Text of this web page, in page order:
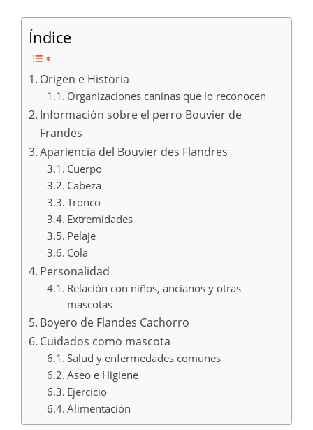
Índice
Origen e Historia
Organizaciones caninas que lo reconocen
Información sobre el perro Bouvier de
Frandes
Apariencia del Bouvier des Flandres
Cuerpo
Cabeza
Tronco
Extremidades
Pelaje
Cola
Personalidad
Relación con niños, ancianos y otras
mascotas
Boyero de Flandes Cachorro
Cuidados como mascota
Salud y enfermedades comunes
Aseo e Higiene
Ejercicio
Alimentación